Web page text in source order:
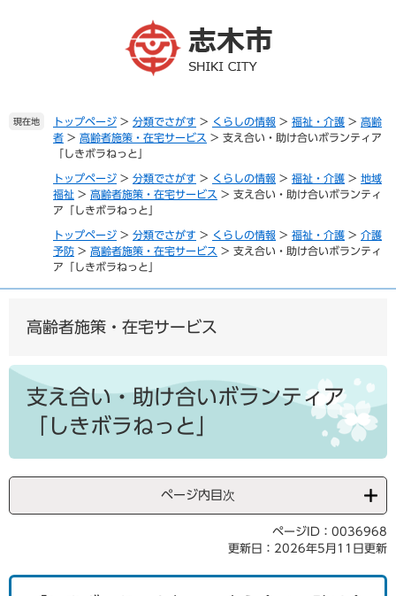
現在地 トップページ > 分類でさがす > くらしの情報 > 福祉・介護 > 高齢
者 > 高齢者施策・在宅サービス > 支え合い・助け合いボランティア
「しきボラねっと」
トップページ > 分類でさがす > くらしの情報 > 福祉・介護 > 地域
福祉 > 高齢者施策・在宅サービス > 支え合い・助け合いボランティ
ア「しきボラねっと」
トップページ > 分類でさがす > くらしの情報 > 福祉・介護 > 介護
予防 > 高齢者施策・在宅サービス > 支え合い・助け合いボランティ
ア「しきボラねっと」
高齢者施策・在宅サービス
本
支え合い・助け合いボランティア
「しきボラねっと」
ページ内目次
ページID：0036968
更新日：2026年5月11日更新